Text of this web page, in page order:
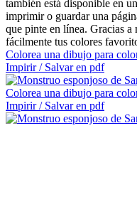
también está disponible en
imprimir o guardar una
que pinte en línea. Gracias a
fácilmente tus colores
Colorea una dibujo para
Impirir / Salvar en pdf
Colorea una dibujo para
Impirir / Salvar en pdf